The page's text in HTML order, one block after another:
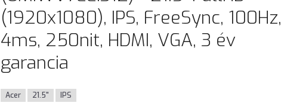
(1920x1080), IPS, FreeSync, 100Hz,
4ms, 250nit, HDMI, VGA, 3 év
garancia
Acer 21.5" IPS